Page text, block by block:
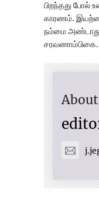
பிறந்தது போல்
காரணம்.
நம்மை
சரவணாம்பிகை.